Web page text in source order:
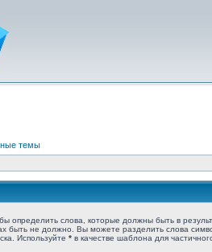
темы
определить слова, которые должны быть в
быть не должно. Вы можете разделить слова
Используйте * в качестве шаблона для